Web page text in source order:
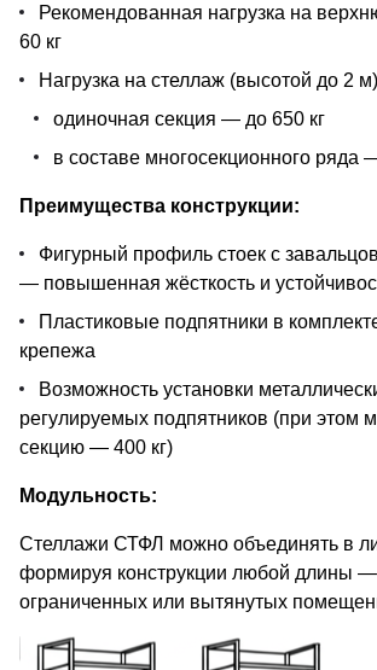
Рекомендованная нагрузка на
60 кг
Нагрузка на стеллаж (высотой до 2
одиночная секция — до 650 кг
в составе многосекционного ряда
Преимущества конструкции:
Фигурный профиль стоек с
— повышенная жёсткость и
Пластиковые подпятники в
крепежа
Возможность установки
регулируемых подпятников (при этом
секцию — 400 кг)
Модульность:
Стеллажи СТФЛ можно объединять в
формируя конструкции любой длины —
ограниченных или вытянутых